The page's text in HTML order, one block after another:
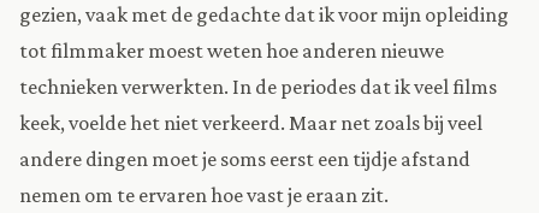
gezien, vaak met de gedachte dat ik voor mijn opleiding
tot filmmaker moest weten hoe anderen nieuwe
technieken verwerkten. In de periodes dat ik veel films
keek, voelde het niet verkeerd. Maar net zoals bij veel
andere dingen moet je soms eerst een tijdje afstand
nemen om te ervaren hoe vast je eraan zit.